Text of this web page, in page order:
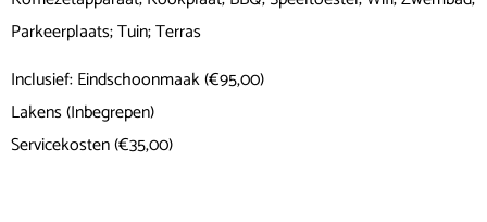
Parkeerplaats; Tuin; Terras
Inclusief: Eindschoonmaak (€95,00)
Lakens (Inbegrepen)
Servicekosten (€35,00)